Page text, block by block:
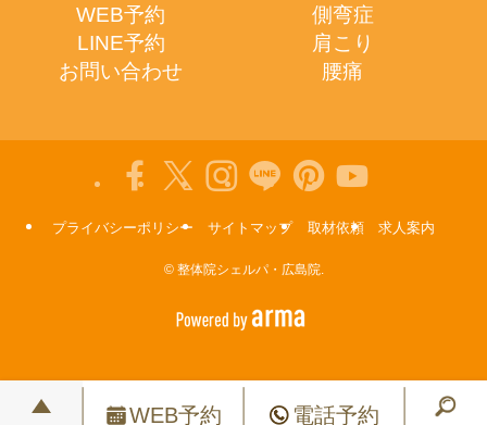
WEB予約
LINE予約
お問い合わせ
側弯症
肩こり
腰痛
プライバシーポリシー サイトマップ 取材依頼 求人案内
©整体院シェルパ・広島院.
WEB予約 電話予約